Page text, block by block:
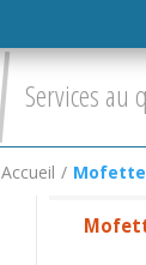
Services au
Accueil / Mofette